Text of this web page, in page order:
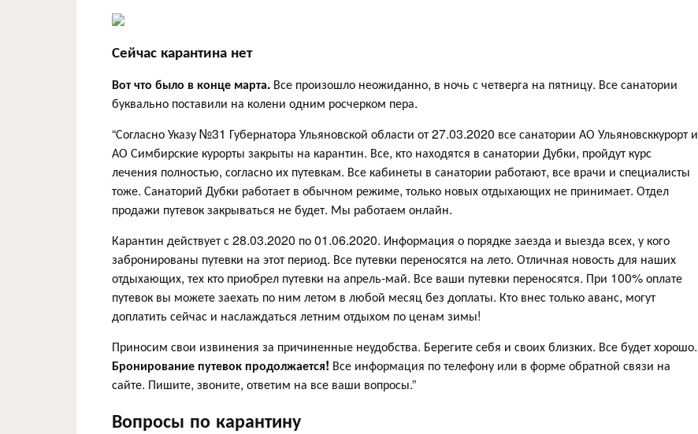
Сейчас карантина нет
Вот что было в конце марта. Все произошло неожиданно, в ночь с четверга на пятницу. Все санатории
буквально поставили на колени одним росчерком пера.
“Согласно Указу №31 Губернатора Ульяновской области от 27.03.2020 все санатории АО Ульяновсккурорт и
АО Симбирские курорты закрыты на карантин. Все, кто находятся в санатории Дубки, пройдут курс
лечения полностью, согласно их путевкам. Все кабинеты в санатории работают, все врачи и специалисты
тоже. Санаторий Дубки работает в обычном режиме, только новых отдыхающих не принимает. Отдел
продажи путевок закрываться не будет. Мы работаем онлайн.
Карантин действует с 28.03.2020 по 01.06.2020. Информация о порядке заезда и выезда всех, у кого
забронированы путевки на этот период. Все путевки переносятся на лето. Отличная новость для наших
отдыхающих, тех кто приобрел путевки на апрель-май. Все ваши путевки переносятся. При 100% оплате
путевок вы можете заехать по ним летом в любой месяц без доплаты. Кто внес только аванс, могут
доплатить сейчас и наслаждаться летним отдыхом по ценам зимы!
Приносим свои извинения за причиненные неудобства. Берегите себя и своих близких. Все будет хорошо.
Бронирование путевок продолжается! Все информация по телефону или в форме обратной связи на
сайте. Пишите, звоните, ответим на все ваши вопросы.”
Вопросы по карантину